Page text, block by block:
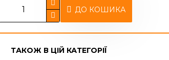
ДО КОШИКА
ТАКОЖ В ЦІЙ КАТЕГОРІЇ